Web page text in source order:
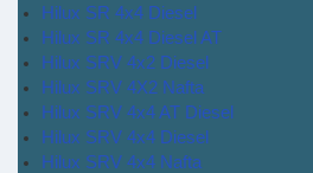
Hilux SR 4x4 Diesel
Hilux SR 4x4 Diesel AT
Hilux SRV 4x2 Diesel
Hilux SRV 4X2 Nafta
Hilux SRV 4x4 AT Diesel
Hilux SRV 4x4 Diesel
Hilux SRV 4x4 Nafta